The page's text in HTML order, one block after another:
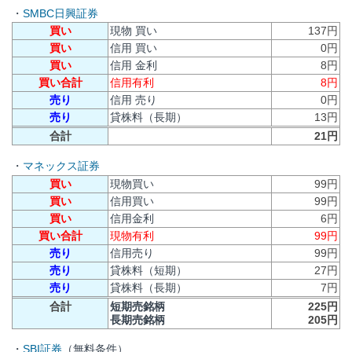
・ SMBC日興証券
買い
現物 買い
137円
買い
信用 買い
0円
買い
信用 金利
8円
買い合計
信用有利
8円
売り
信用 売り
0円
売り
貸株料（長期）
13円
合計
21円
・ マネックス証券
買い
現物買い
99円
買い
信用買い
99円
買い
信用金利
6円
買い合計
現物有利
99円
売り
信用売り
99円
売り
貸株料（短期）
27円
売り
貸株料（長期）
7円
合計
短期売銘柄
長期売銘柄
225円
205円
・ SBI証券 （無料条件）